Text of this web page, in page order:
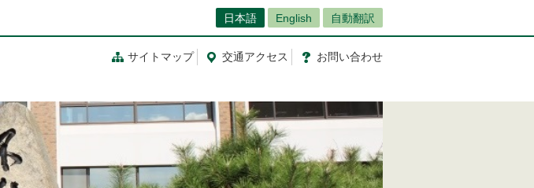
日本語 English 自動翻訳
サイトマップ 交通アクセス お問い合わせ